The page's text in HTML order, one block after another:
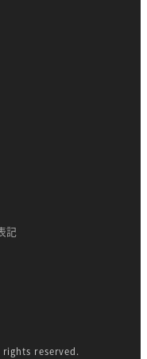
記
rights reserved.